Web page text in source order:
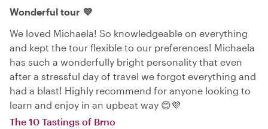
Wonderful tour 💜
We loved Michaela! So knowledgeable on everything
and kept the tour flexible to our preferences! Michaela
has such a wonderfully bright personality that even
after a stressful day of travel we forgot everything and
had a blast! Highly recommend for anyone looking to
learn and enjoy in an upbeat way 😊💜
The 10 Tastings of Brno